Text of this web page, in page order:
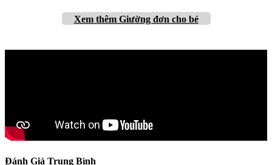
Xem thêm Giường đơn cho bé
Đánh Giá Trung Bình